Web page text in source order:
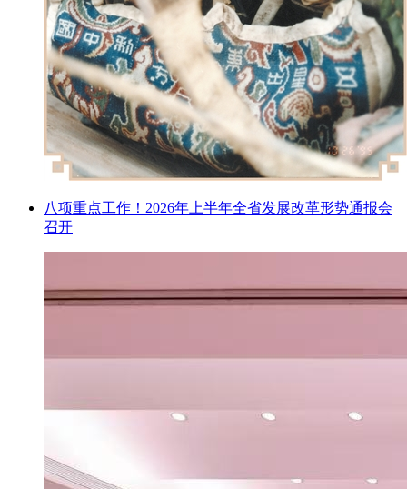
八项重点工作！2026年上半年全省发展改革形势通报会
召开